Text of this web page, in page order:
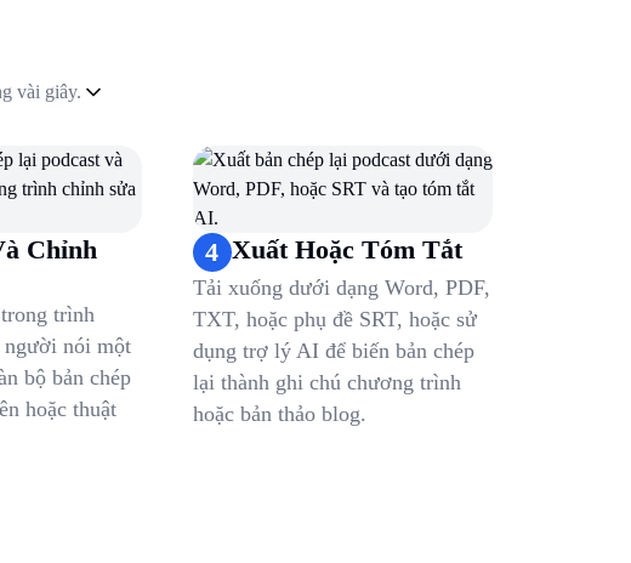
vài giây.
Chỉnh
trình
người nói một
bộ bản chép
hoặc thuật
4 Xuất Hoặc Tóm Tắt
Tải xuống dưới dạng Word, PDF,
TXT, hoặc phụ đề SRT, hoặc sử
dụng trợ lý AI để biến bản chép
lại thành ghi chú chương trình
hoặc bản thảo blog.